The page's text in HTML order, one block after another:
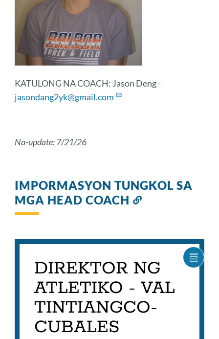
KATULONG NA COACH: Jason Deng -
jasondang2yk@gmail.com
Na-update: 7/21/26
IMPORMASYON TUNGKOL SA
MGA HEAD COACH
DIREKTOR NG
ATLETIKO - VAL
TINTIANGCO-
CUBALES